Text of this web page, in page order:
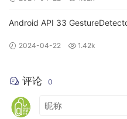
为什么高阶函数要使用inline
译转换后被换成了匿名类的实
fun requestInfo
        println
Android API 33 GestureDetector.OnGestureListener 覆写崩溃问
2024-04-22 1.42k
评论 0